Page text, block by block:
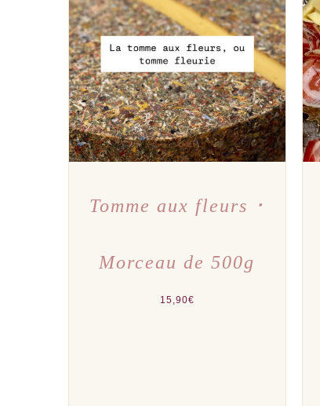
AJOUTER AU PANIER APERÇU
Tomme aux fleurs ･
Morceau de 500g
15,90€